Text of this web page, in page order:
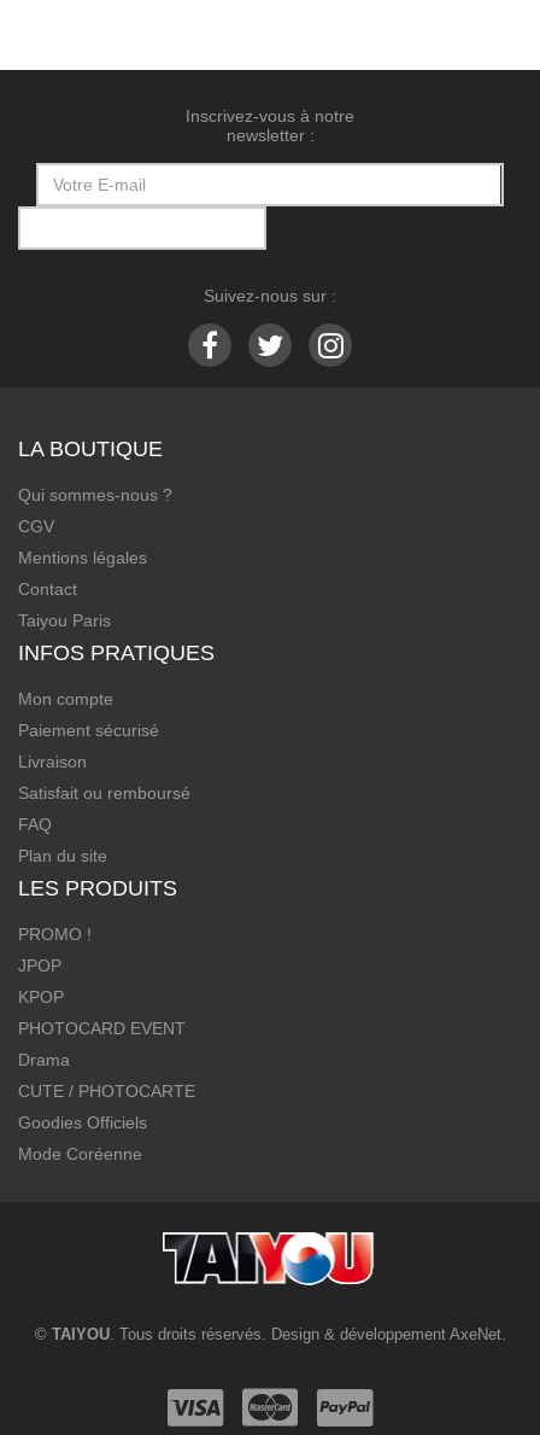
Inscrivez-vous à notre
newsletter :
Suivez-nous sur :
LA BOUTIQUE
Qui sommes-nous ?
CGV
Mentions légales
Contact
Taiyou Paris
INFOS PRATIQUES
Mon compte
Paiement sécurisé
Livraison
Satisfait ou remboursé
FAQ
Plan du site
LES PRODUITS
PROMO !
JPOP
KPOP
PHOTOCARD EVENT
Drama
CUTE / PHOTOCARTE
Goodies Officiels
Mode Coréenne
© TAIYOU. Tous droits réservés. Design & développement AxeNet.